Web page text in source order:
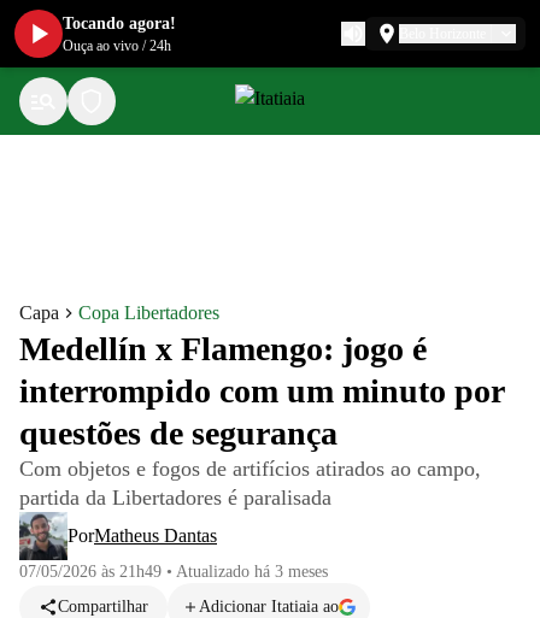
Capa Copa Libertadores
Medellín x Flamengo: jogo é
interrompido com um minuto por
questões de segurança
Com objetos e fogos de artifícios atirados ao campo,
partida da Libertadores é paralisada
PorMatheus Dantas
07/05/2026 às 21h49 • Atualizado há 3 meses
Compartilhar
Adicionar Itatiaia ao
Tocando agora!
Ouça ao vivo /24h